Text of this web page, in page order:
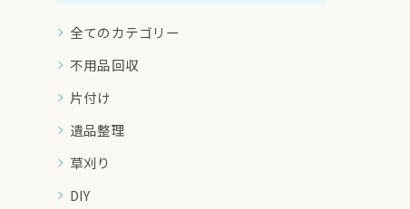
全てのカテゴリー
不用品回収
片付け
遺品整理
草刈り
DIY